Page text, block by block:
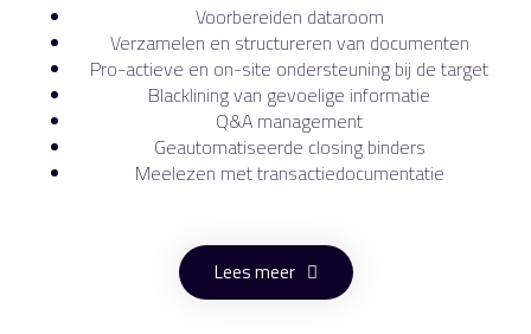
Voorbereiden dataroom
Verzamelen en structureren van documenten
Pro-actieve en on-site ondersteuning bij de target
Blacklining van gevoelige informatie
Q&A management
Geautomatiseerde closing binders
Meelezen met transactiedocumentatie
Lees meer